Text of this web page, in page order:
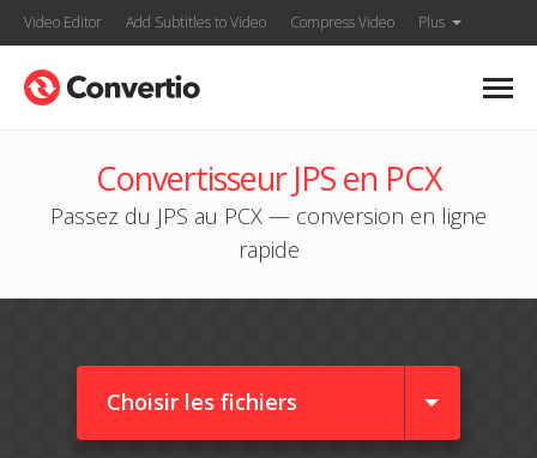
Video Editor Add Subtitles to Video Compress Video Plus
Convertisseur JPS en PCX
Passez du JPS au PCX — conversion en ligne
rapide
Choisir les fichiers